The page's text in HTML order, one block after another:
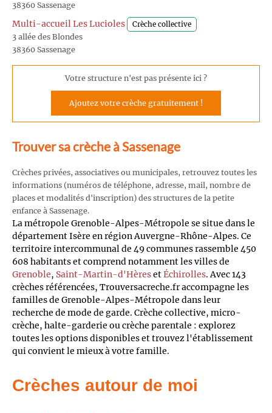
38360 Sassenage
Multi-accueil Les Lucioles Crèche collective
3 allée des Blondes
38360 Sassenage
Votre structure n'est pas présente ici ?
Ajoutez votre crèche gratuitement !
Trouver sa crèche à Sassenage
Crèches privées, associatives ou municipales, retrouvez toutes les
informations (numéros de téléphone, adresse, mail, nombre de
places et modalités d'inscription) des structures de la petite
enfance à Sassenage.
La métropole Grenoble-Alpes-Métropole se situe dans le
département Isère en région Auvergne-Rhône-Alpes. Ce
territoire intercommunal de 49 communes rassemble 450
608 habitants et comprend notamment les villes de
Grenoble, Saint-Martin-d'HèresetÉchirolles. Avec 143
crèches référencées, Trouversacreche.fr accompagne les
familles de Grenoble-Alpes-Métropole dans leur
recherche de mode de garde. Crèche collective, micro-
crèche, halte-garderie ou crèche parentale : explorez
toutes les options disponibles et trouvez l'établissement
qui convient le mieux à votre famille.
Crèches autour de moi